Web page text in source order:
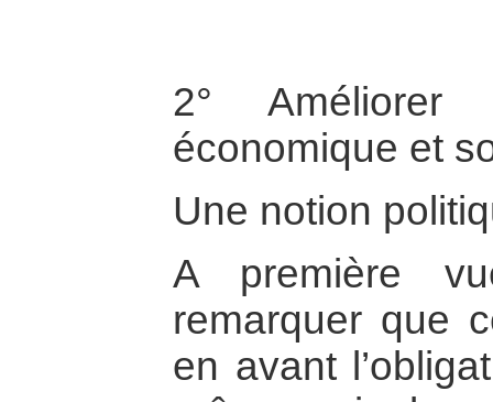
2° Améliorer
économique et
Une notion
A première
remarquer que
en avant